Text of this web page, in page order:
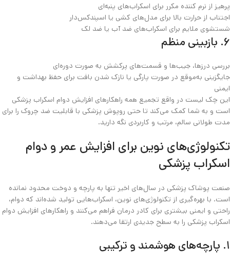
پرهیز از نرم‌ کننده مکرر برای اسکراب‌های پنبه‌ای
اجتناب از حرارت بالا برای مدل‌های کشی یا اسپندکس‌دار
شستشوی ملایم برای اسکراب‌های ضد آب یا ضد لک
۶. بازبینی منظم
بررسی درزها، جیب‌ها و قسمت‌های پرکشش به‌ صورت دوره‌ای
جایگزینی به‌موقع در صورت پارگی یا نازک‌ شدن بافت برای حفظ بهداشت و
ایمنی
این چک‌ لیست در واقع تجمیع همه راهکارهای افزایش دوام اسکراب پزشکی
است و به شما کمک می‌کند تا حتی روپوش پزشکی با قابلیت ضد چروک را برای
مدت طولانی سالم، مرتب و کاربردی نگه دارید.
تکنولوژی‌های نوین برای افزایش عمر و دوام
اسکراب پزشکی
صنعت پوشاک پزشکی در سال‌های اخیر تنها به پارچه و دوخت محدود نمانده
است. با بهره‌گیری از تکنولوژی‌های نوین، اسکراب‌هایی تولید شده‌اند که دوام،
راحتی و ایمنی بیشتری برای کادر درمان فراهم می‌کنند و راهکارهای افزایش دوام
اسکراب پزشکی را به سطح جدیدی ارتقا می‌دهند.
۱. پارچه‌های هوشمند و ترکیبی